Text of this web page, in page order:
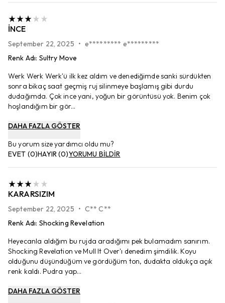
INCE
September 22, 2025 • e********* e*********
Renk Adı: Sultry Move
Werk Werk Werk'ü ilk kez aldım ve denediğimde sanki sürdükten
sonra bikaç saat geçmiş ruj silinmeye başlamış gibi durdu
dudağımda. Çok ince yani, yoğun bir görüntüsü yok. Benim çok
hoşlandığım bir gör...
DAHA FAZLA GÖSTER
Bu yorum size yardımcı oldu mu?
EVET (0)HAYIR(0)YORUMU BİLDİR
KARARSIZIM
September 22, 2025 • C** C**
Renk Adı: Shocking Revelation
Heyecanla aldığım bu rujda aradığımı pek bulamadım sanırım.
Shocking Revelation ve Mull It Over'ı denedim şimdilik. Koyu
olduğunu düşündüğüm ve gördüğüm ton, dudakta oldukça açık
renk kaldı. Pudra yap...
DAHA FAZLA GÖSTER